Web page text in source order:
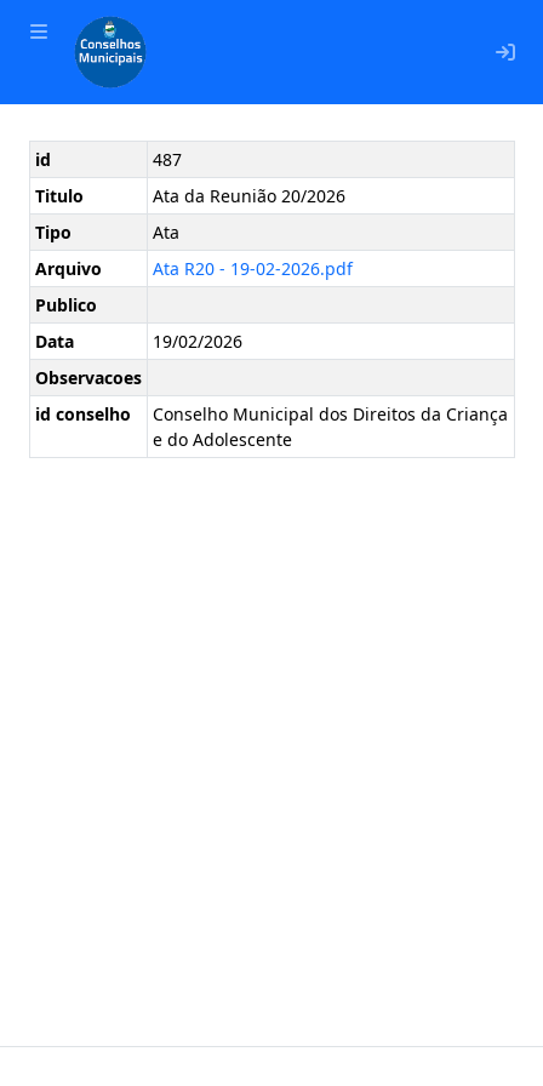
id
487
Titulo
Ata da Reunião 20/2026
Tipo
Ata
Arquivo
Ata R20 - 19-02-2026.pdf
Publico
Data
19/02/2026
Observacoes
id conselho
Conselho Municipal dos Direitos da Criança
e do Adolescente